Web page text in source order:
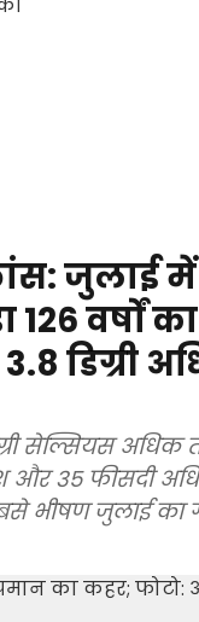
जुलाई में
126 वर्षों
डिग्री
सेल्सियस अधिक
और 35 फीसदी
भीषण जुलाई का